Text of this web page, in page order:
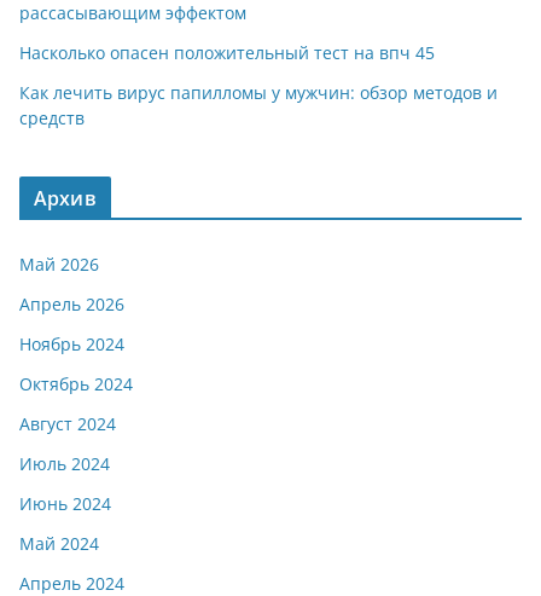
рассасывающим эффектом
Насколько опасен положительный тест на впч 45
Как лечить вирус папилломы у мужчин: обзор методов и
средств
Архив
Май 2026
Апрель 2026
Ноябрь 2024
Октябрь 2024
Август 2024
Июль 2024
Июнь 2024
Май 2024
Апрель 2024